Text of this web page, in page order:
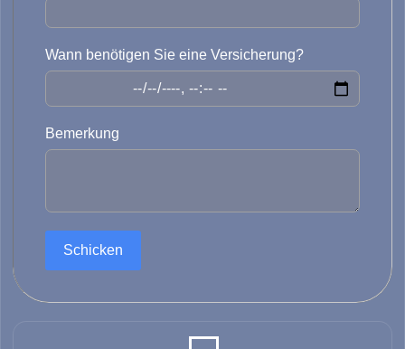
Wann benötigen Sie eine Versicherung?
Bemerkung
Schicken